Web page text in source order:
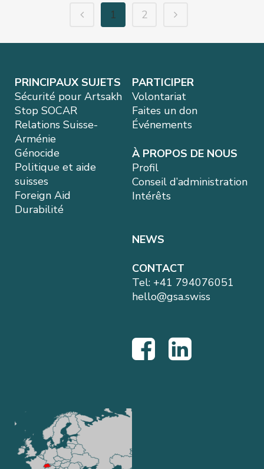
1 2
PRINCIPAUX SUJETS
Sécurité pour Artsakh
Stop SOCAR
Relations Suisse-
Arménie
Génocide
Politique et aide
suisses
Foreign Aid
Durabilité
PARTICIPER
Volontariat
Faites un don
Événements
À PROPOS DE NOUS
Profil
Conseil d’administration
Intérêts
NEWS
CONTACT
Tel: +41 794076051
hello@gsa.swiss